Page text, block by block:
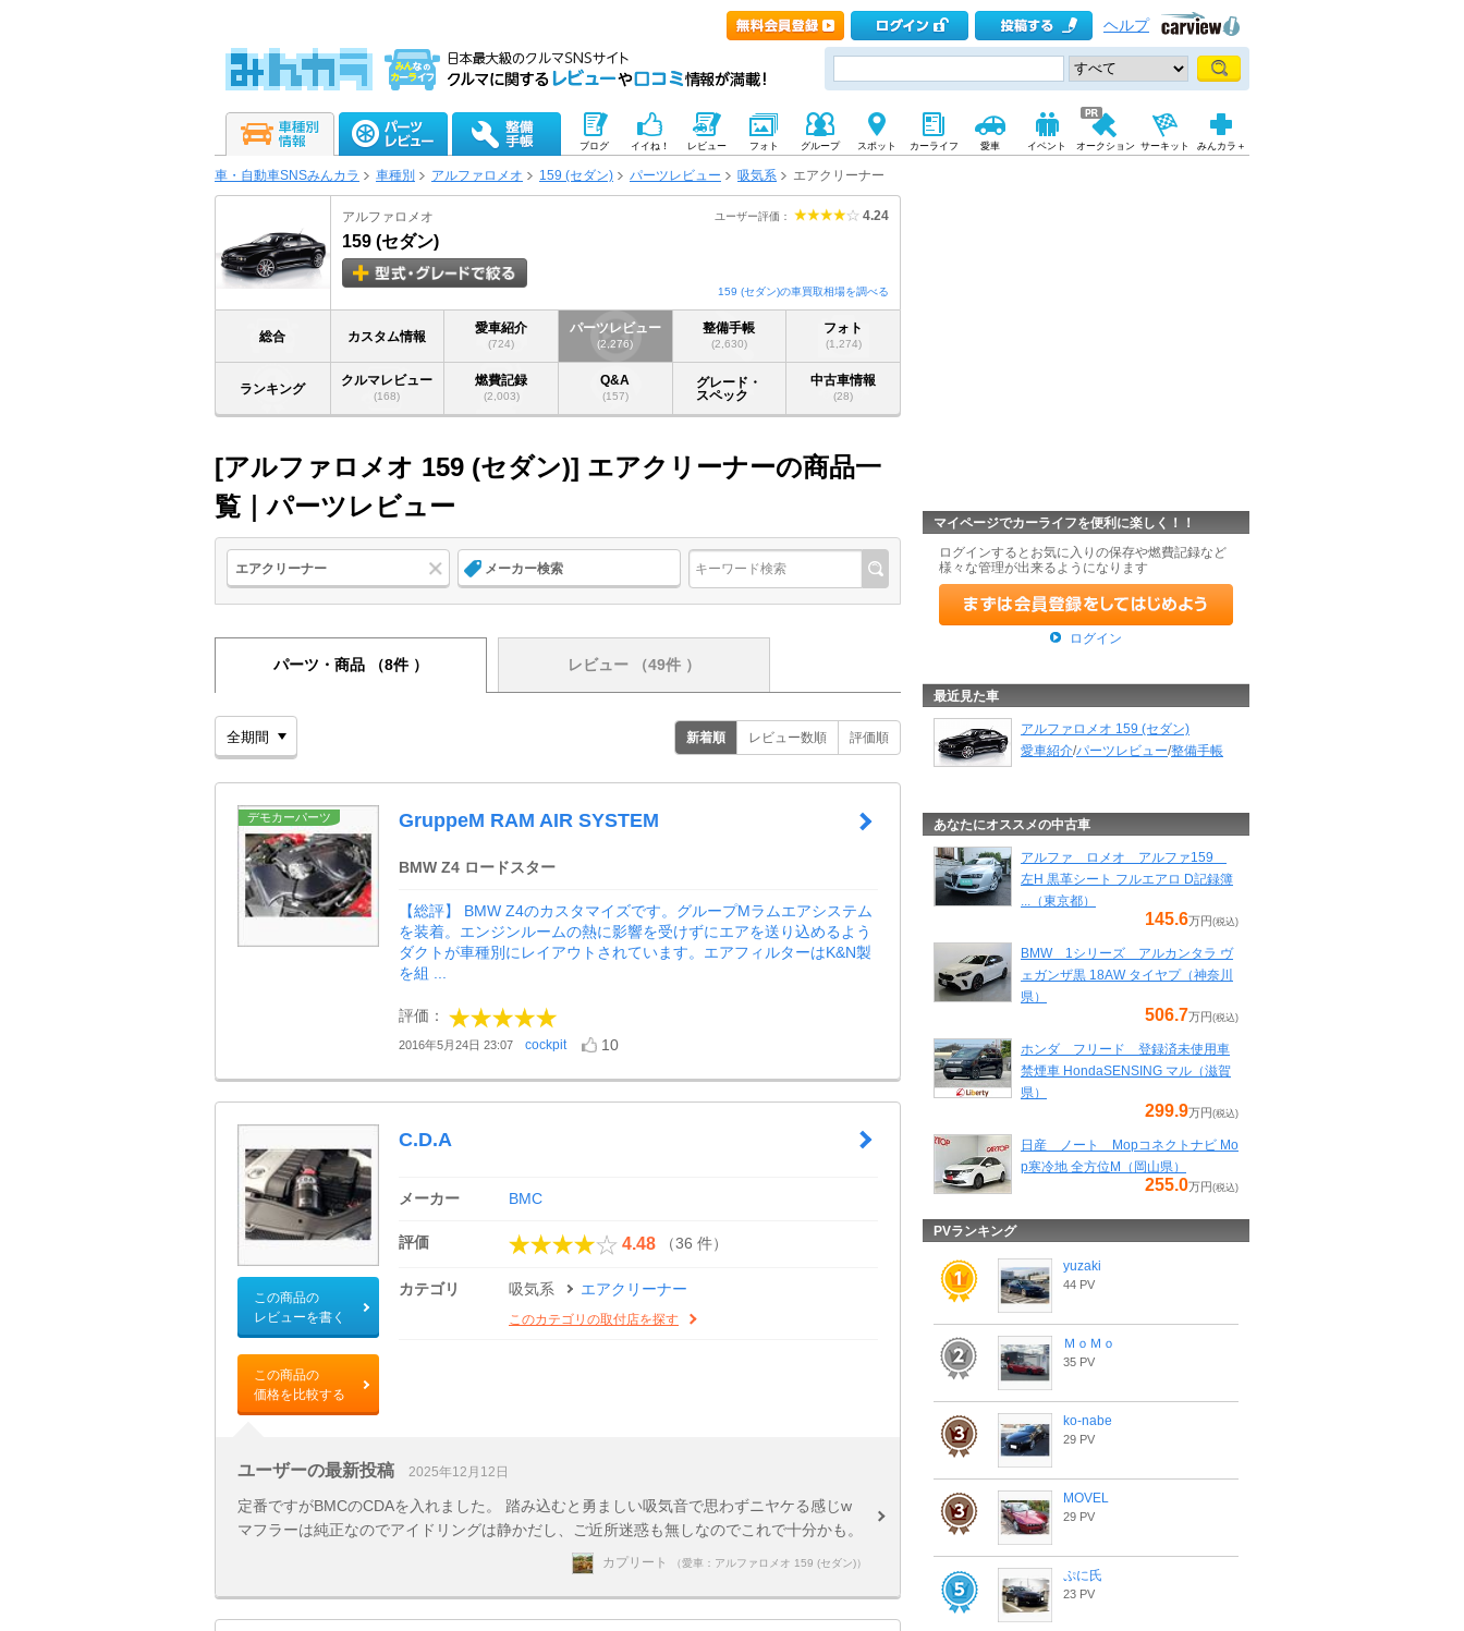
ヘルプ
ブログ イイね！ レビュー フォト グループ スポット カーライフ 愛車 イベント オークション サーキット みんカラ＋
車・自動車SNSみんカラ 車種別 アルファロメオ 159 (セダン) パーツレビュー 吸気系 エアクリーナー
ユーザー評価： 4.24
アルファロメオ
159 (セダン)
159 (セダン)の車買取相場を調べる
総合 カスタム情報
愛車紹介
(724)
パーツレビュー
(2,276)
整備手帳
(2,630)
フォト
(1,274)
ランキング
クルマレビュー
(168)
燃費記録
(2,003)
Q&A
(157)
グレード・
スペック
中古車情報
(28)
[アルファロメオ 159 (セダン)] エアクリーナーの商品一
覧｜パーツレビュー
エアクリーナー メーカー検索
パーツ・商品 （8件 ） レビュー （49件 ）
新着順 レビュー数順 評価順
デモカーパーツ GruppeM RAM AIR SYSTEM
BMW Z4 ロードスター
【総評】 BMW Z4のカスタマイズです。グループMラムエアシステム
を装着。エンジンルームの熱に影響を受けずにエアを送り込めるよう
ダクトが車種別にレイアウトされています。エアフィルターはK&N製
を組 ...
評価：
2016年5月24日 23:07 cockpit 10
この商品の
レビューを書く
この商品の
価格を比較する
C.D.A
メーカー BMC
評価 4.48 （36 件）
カテゴリ 吸気系 エアクリーナー
このカテゴリの取付店を探す
ユーザーの最新投稿 2025年12月12日
定番ですがBMCのCDAを入れました。 踏み込むと勇ましい吸気音で思わずニヤケる感じw
マフラーは純正なのでアイドリングは静かだし、ご近所迷惑も無しなのでこれで十分かも。
カプリート （愛車：アルファロメオ 159 (セダン)）
マイページでカーライフを便利に楽しく！！
ログインするとお気に入りの保存や燃費記録など
様々な管理が出来るようになります
ログイン
最近見た車
アルファロメオ 159 (セダン)
愛車紹介/パーツレビュー/整備手帳
あなたにオススメの中古車
アルファ ロメオ アルファ159
左H 黒革シート フルエアロ D記録簿
...（東京都）
145.6万円 (税込)
BMW 1シリーズ アルカンタラ ヴ
ェガンザ黒 18AW タイヤプ（神奈川
県）
506.7万円 (税込)
ホンダ フリード 登録済未使用車
禁煙車 HondaSENSING マル（滋賀
県）
299.9万円 (税込)
日産 ノート Mopコネクトナビ Mo
p寒冷地 全方位M（岡山県）
255.0万円 (税込)
PVランキング
yuzaki
44 PV
ＭｏＭｏ
35 PV
ko-nabe
29 PV
MOVEL
29 PV
ぷに氏
23 PV